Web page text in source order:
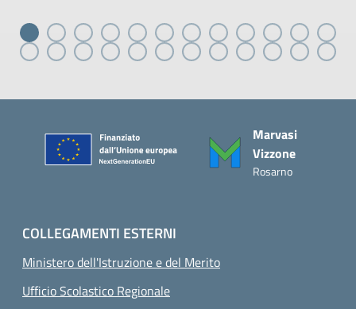
Marvasi
Vizzone
Rosarno
COLLEGAMENTI ESTERNI
Ministero dell'Istruzione e del Merito
Ufficio Scolastico Regionale